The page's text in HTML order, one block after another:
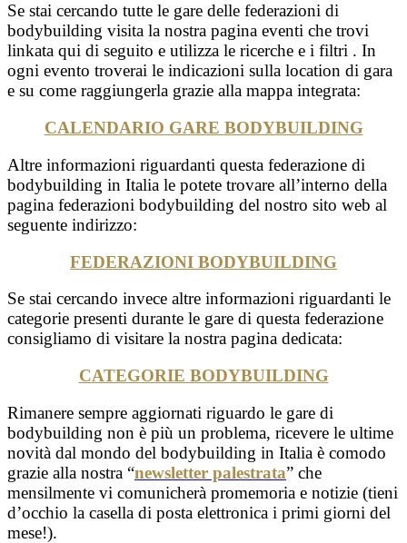
Se stai cercando tutte le gare delle federazioni di
bodybuilding visita la nostra pagina eventi che trovi
linkata qui di seguito e utilizza le ricerche e i filtri . In
ogni evento troverai le indicazioni sulla location di gara
e su come raggiungerla grazie alla mappa integrata:
CALENDARIO GARE BODYBUILDING
Altre informazioni riguardanti questa federazione di
bodybuilding in Italia le potete trovare all’interno della
pagina federazioni bodybuilding del nostro sito web al
seguente indirizzo:
FEDERAZIONI BODYBUILDING
Se stai cercando invece altre informazioni riguardanti le
categorie presenti durante le gare di questa federazione
consigliamo di visitare la nostra pagina dedicata:
CATEGORIE BODYBUILDING
Rimanere sempre aggiornati riguardo le gare di
bodybuilding non è più un problema, ricevere le ultime
novità dal mondo del bodybuilding in Italia è comodo
grazie alla nostra “newsletter palestrata” che
mensilmente vi comunicherà promemoria e notizie (tieni
d’occhio la casella di posta elettronica i primi giorni del
mese!).